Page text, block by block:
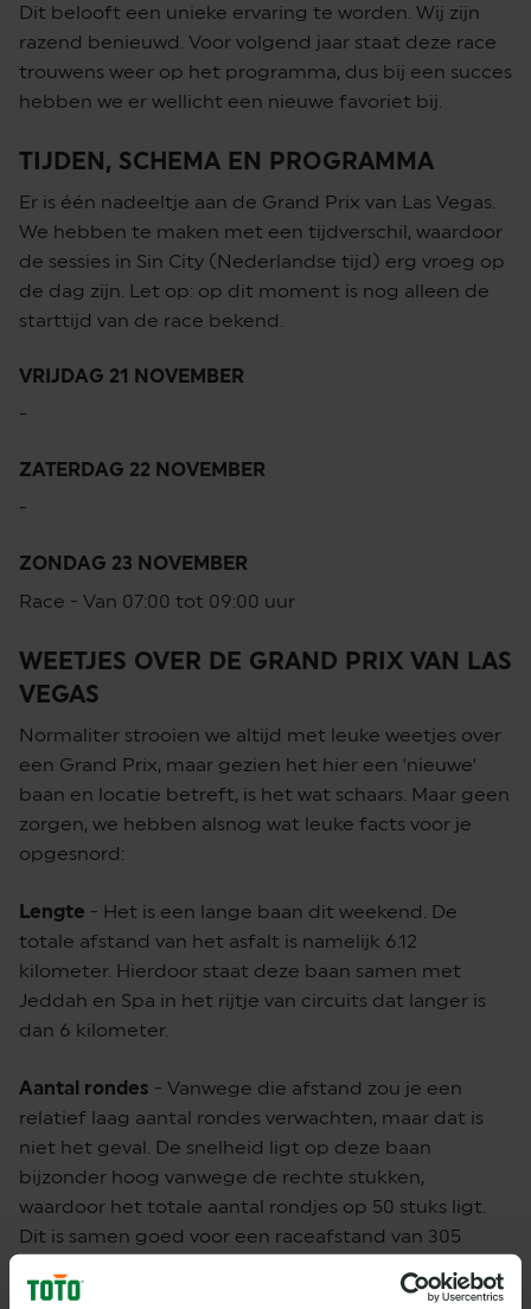
Dit belooft een unieke ervaring te worden. Wij zijn
razend benieuwd. Voor volgend jaar staat deze race
trouwens weer op het programma, dus bij een succes
hebben we er wellicht een nieuwe favoriet bij.
TIJDEN, SCHEMA EN PROGRAMMA
Er is één nadeeltje aan de Grand Prix van Las Vegas.
We hebben te maken met een tijdverschil, waardoor
de sessies in Sin City (Nederlandse tijd) erg vroeg op
de dag zijn. Let op: op dit moment is nog alleen de
starttijd van de race bekend.
VRIJDAG 21 NOVEMBER
-
ZATERDAG 22 NOVEMBER
-
ZONDAG 23 NOVEMBER
Race - Van 07:00 tot 09:00 uur
WEETJES OVER DE GRAND PRIX VAN LAS
VEGAS
Normaliter strooien we altijd met leuke weetjes over
een Grand Prix, maar gezien het hier een 'nieuwe'
baan en locatie betreft, is het wat schaars. Maar geen
zorgen, we hebben alsnog wat leuke facts voor je
opgesnord:
Lengte - Het is een lange baan dit weekend. De
totale afstand van het asfalt is namelijk 6.12
kilometer. Hierdoor staat deze baan samen met
Jeddah en Spa in het rijtje van circuits dat langer is
dan 6 kilometer.
Aantal rondes - Vanwege die afstand zou je een
relatief laag aantal rondes verwachten, maar dat is
niet het geval. De snelheid ligt op deze baan
bijzonder hoog vanwege de rechte stukken,
waardoor het totale aantal rondjes op 50 stuks ligt.
Dit is samen goed voor een raceafstand van 305
kilometer.